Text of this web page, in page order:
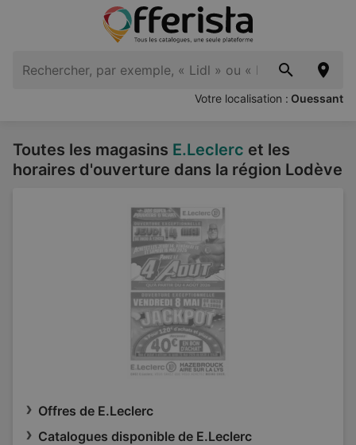
Votre localisation : Ouessant
Toutes les magasins E.Leclerc et les
horaires d'ouverture dans la région Lodève
Offres de E.Leclerc
Catalogues disponible de E.Leclerc